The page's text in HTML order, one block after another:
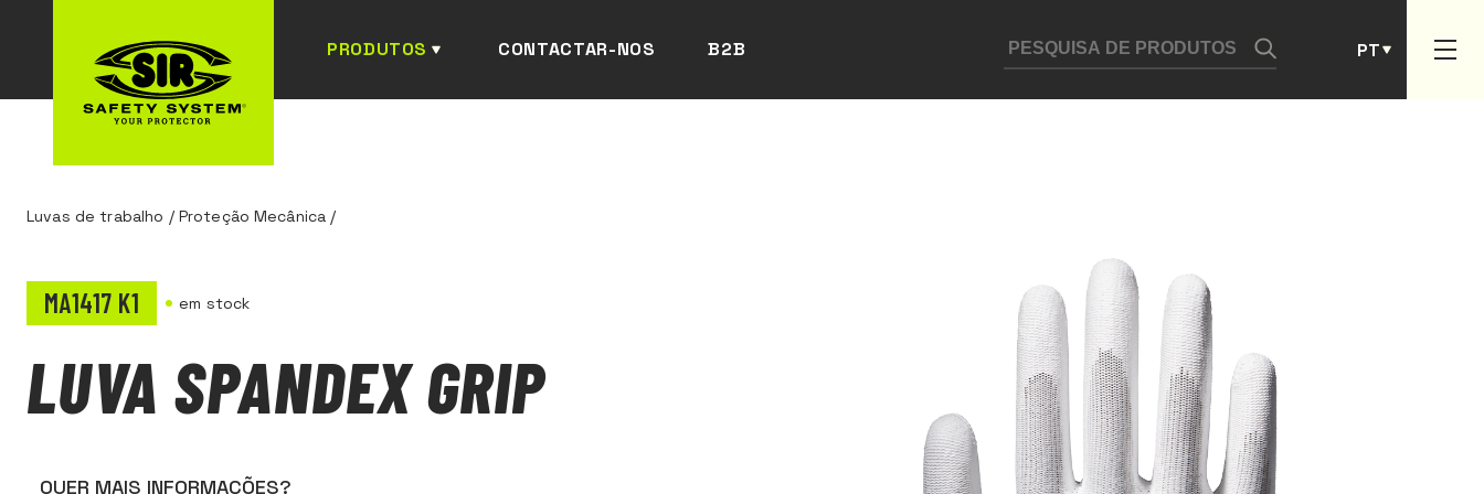
PRODUTOS CONTACTAR-NOS B2B PT
Luvas de trabalho / Proteção Mecânica /
MA1417 K1 em stock
LUVA SPANDEX GRIP
QUER MAIS INFORMAÇÕES?